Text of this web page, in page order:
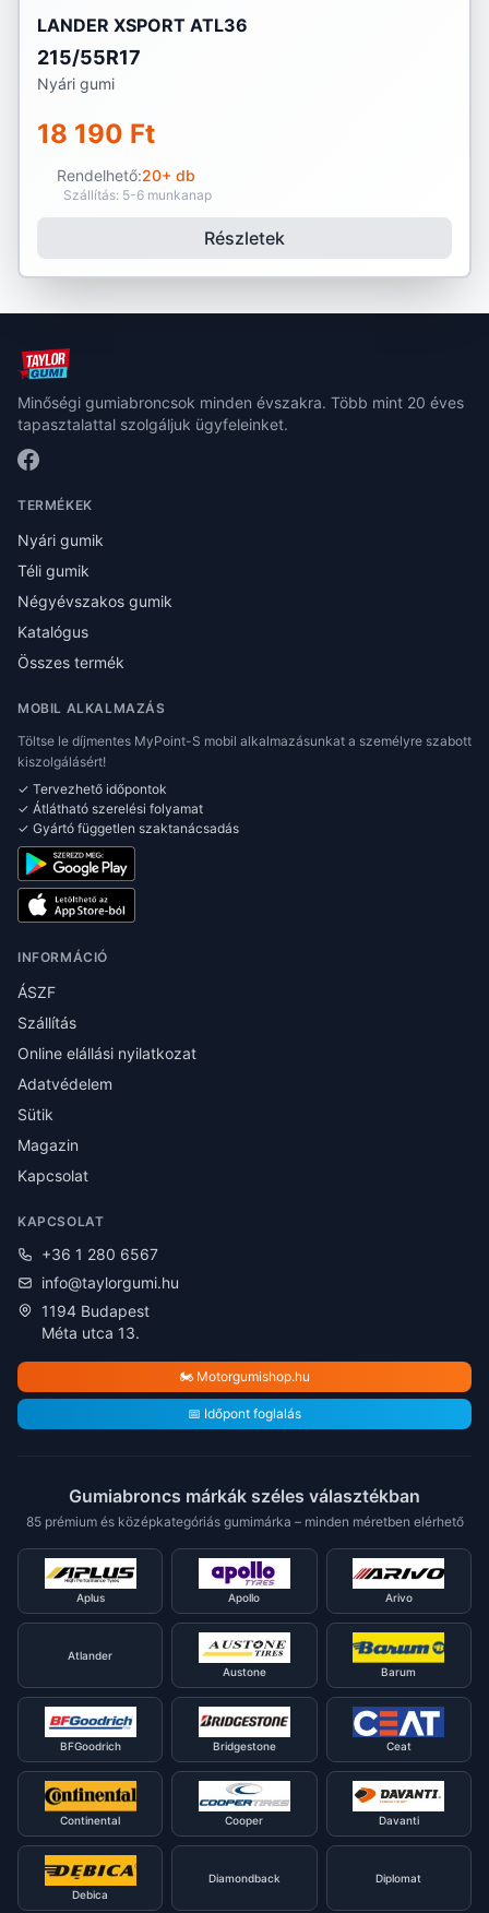
LANDER XSPORT ATL36
215/55R17
Nyári gumi
18 190 Ft
Rendelhető:20+ db
Szállítás: 5-6 munkanap
Részletek
Minőségi gumiabroncsok minden évszakra. Több mint 20 éves
tapasztalattal szolgáljuk ügyfeleinket.
TERMÉKEK
Nyári gumik
Téli gumik
Négyévszakos gumik
Katalógus
Összes termék
MOBIL ALKALMAZÁS
Töltse le díjmentes MyPoint-S mobil alkalmazásunkat a személyre szabott
kiszolgálásért!
✓ Tervezhető időpontok
✓ Átlátható szerelési folyamat
✓ Gyártó független szaktanácsadás
INFORMÁCIÓ
ÁSZF
Szállítás
Online elállási nyilatkozat
Adatvédelem
Sütik
Magazin
Kapcsolat
KAPCSOLAT
+36 1 280 6567
info@taylorgumi.hu
1194 Budapest
Méta utca 13.
🏍️ Motorgumishop.hu
📅 Időpont foglalás
Gumiabroncs márkák széles választékban
85 prémium és középkategóriás gumimárka – minden méretben elérhető
Aplus Apollo Arivo
Atlander
Austone
Barum
BFGoodrich Bridgestone Ceat
Continental Cooper Davanti
Debica
Diamondback Diplomat